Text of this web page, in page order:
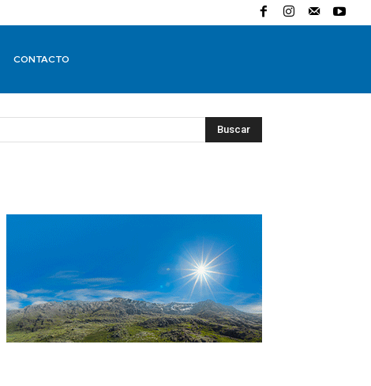
CONTACTO
Buscar